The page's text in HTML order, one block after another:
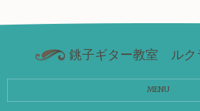
銚子ギター教室 ルク
MENU